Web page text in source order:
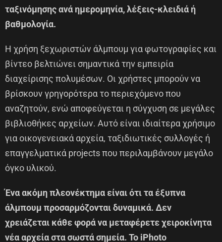
ταξινόμησης ανά ημερομηνία, λέξεις-κλειδιά ή
βαθμολογία.
Η χρήση ξεχωριστών άλμπουμ για φωτογραφίες και
βίντεο βελτιώνει σημαντικά την εμπειρία
διαχείρισης πολυμέσων. Οι χρήστες μπορούν να
βρίσκουν γρηγορότερα το περιεχόμενο που
αναζητούν, ενώ αποφεύγεται η σύγχυση σε μεγάλες
βιβλιοθήκες αρχείων. Αυτό είναι ιδιαίτερα χρήσιμο
για οικογενειακά αρχεία, ταξιδιωτικές συλλογές ή
επαγγελματικά projects που περιλαμβάνουν μεγάλο
όγκο υλικού.
Ένα ακόμη πλεονέκτημα είναι ότι τα έξυπνα
άλμπουμ προσαρμόζονται δυναμικά. Δεν
χρειάζεται κάθε φορά να μεταφέρετε χειροκίνητα
νέα αρχεία στα σωστά σημεία. Το iPhoto